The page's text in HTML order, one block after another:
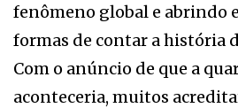
fenômeno global e abrindo
formas de contar a história
Com o anúncio de que a
aconteceria, muitos